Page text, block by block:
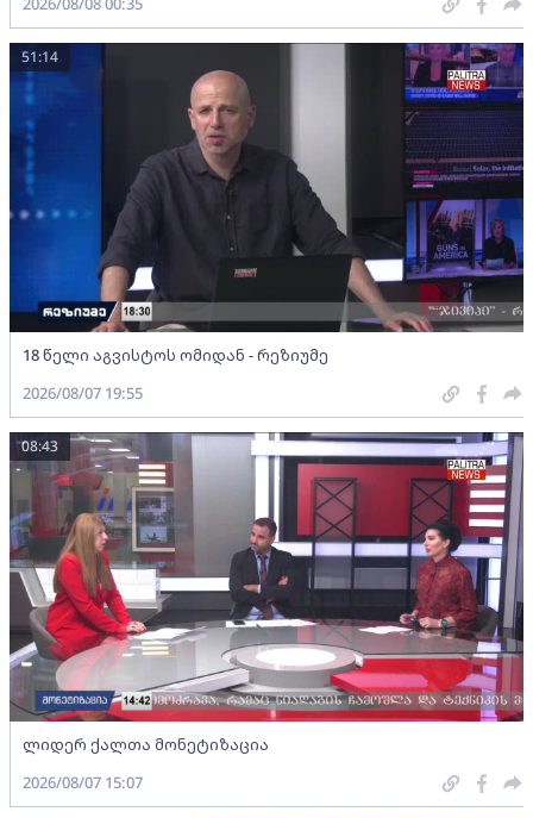
18 წელი აგვისტოს ომიდან - რეზიუმე
51:14
2026/08/07 19:55
ლიდერ ქალთა მონეტიზაცია
08:43
2026/08/07 15:07